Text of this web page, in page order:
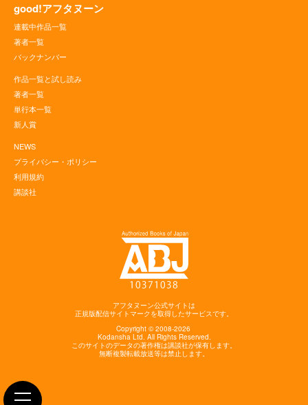
good!アフタヌーン
連載中作品一覧
著者一覧
バックナンバー
作品一覧と試し読み
著者一覧
単行本一覧
新人賞
NEWS
プライバシー・ポリシー
利用規約
講談社
アフタヌーン公式サイトは
正規版配信サイトマークを取得したサービスです。
Copyright © 2008-2026
Kodansha Ltd. All Rights Reserved.
このサイトのデータの著作権は講談社が保有します。
無断複製転載放送等は禁止します。